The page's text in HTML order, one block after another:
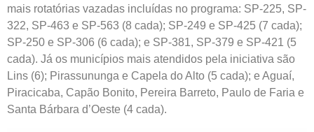
mais rotatórias vazadas incluídas no programa: SP-225, SP-
322, SP-463 e SP-563 (8 cada); SP-249 e SP-425 (7 cada);
SP-250 e SP-306 (6 cada); e SP-381, SP-379 e SP-421 (5
cada). Já os municípios mais atendidos pela iniciativa são
Lins (6); Pirassununga e Capela do Alto (5 cada); e Aguaí,
Piracicaba, Capão Bonito, Pereira Barreto, Paulo de Faria e
Santa Bárbara d’Oeste (4 cada).